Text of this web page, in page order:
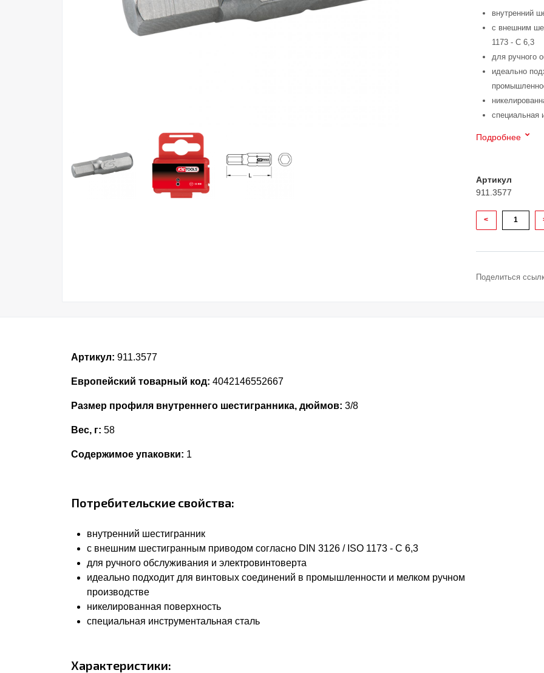
внутренний
с внешним
1173 - C 6,3
для ручного
идеально
специальная
Подробнее
Артикул
911.3577
<
Поделиться
Артикул: 911.3577
Европейский товарный код: 4042146552667
Размер профиля внутреннего шестигранника, дюймов: 3/8
Вес, г: 58
Содержимое упаковки: 1
Потребительские свойства:
внутренний шестигранник
с внешним шестигранным приводом согласно DIN 3126 / ISO 1173 - C 6,3
для ручного обслуживания и электровинтоверта
идеально подходит для винтовых соединений в промышленности и мелком ручном
производстве
никелированная поверхность
специальная инструментальная сталь
Характеристики: